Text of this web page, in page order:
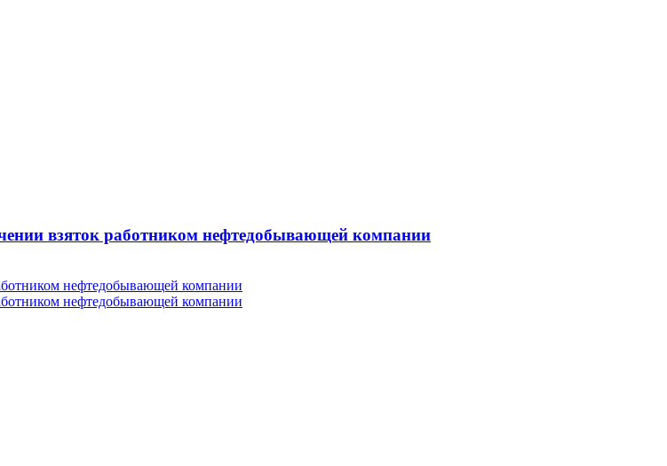
взяток работником нефтедобывающей компании